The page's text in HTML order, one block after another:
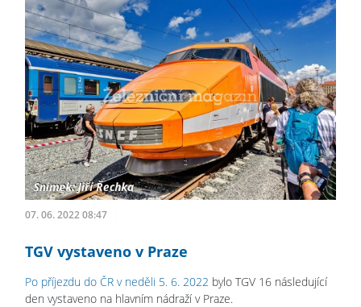
07. 06. 2022 08:47
TGV vystaveno v Praze
Po příjezdu do ČR v neděli 5. 6. 2022 bylo TGV 16 následující
den vystaveno na hlavním nádraží v Praze.